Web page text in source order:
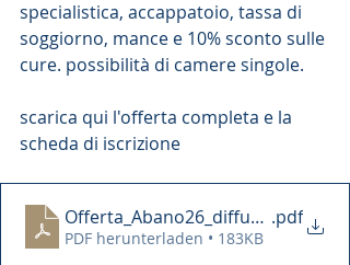
specialistica, accappatoio, tassa di
soggiorno, mance e 10% sconto sulle
cure. possibilità di camere singole.
scarica qui l'offerta completa e la
scheda di iscrizione
Offerta_Abano26_diffusione
.pdf
PDF herunterladen • 183KB